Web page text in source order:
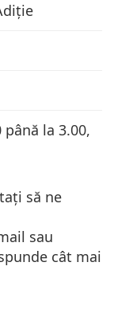
până la 3.00,
să ne
sau
cât mai